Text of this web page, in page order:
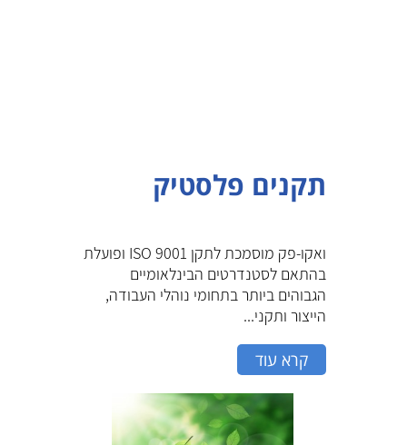
תקנים פלסטיק
ואקו-פק מוסמכת לתקן ISO 9001 ופועלת
בהתאם לסטנדרטים הבינלאומיים
הגבוהים ביותר בתחומי נוהלי העבודה,
הייצור ותקני...
קרא עוד